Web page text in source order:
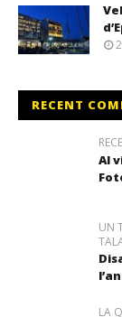
RECENT
Al
UN
LA